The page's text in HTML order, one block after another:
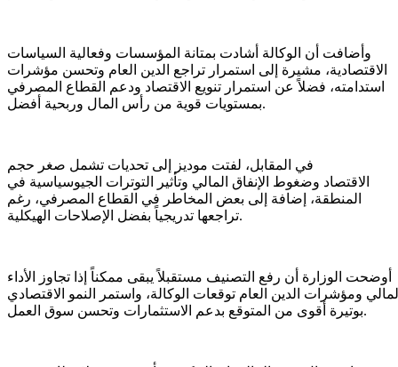
وأضافت أن الوكالة أشادت بمتانة المؤسسات وفعالية السياسات
الاقتصادية، مشيرة إلى استمرار تراجع الدين العام وتحسن مؤشرات
استدامته، فضلاً عن استمرار تنويع الاقتصاد ودعم القطاع المصرفي
بمستويات قوية من رأس المال وربحية أفضل.
في المقابل، لفتت موديز إلى تحديات تشمل صغر حجم
الاقتصاد وضغوط الإنفاق المالي وتأثير التوترات الجيوسياسية في
المنطقة، إضافة إلى بعض المخاطر في القطاع المصرفي، رغم
تراجعها تدريجياً بفضل الإصلاحات الهيكلية.
أوضحت الوزارة أن رفع التصنيف مستقبلاً يبقى ممكناً إذا تجاوز الأداء
ومؤشرات الدين العام توقعات الوكالة، واستمر النمو الاقتصادي
بوتيرة أقوى من المتوقع بدعم الاستثمارات وتحسن سوق العمل.